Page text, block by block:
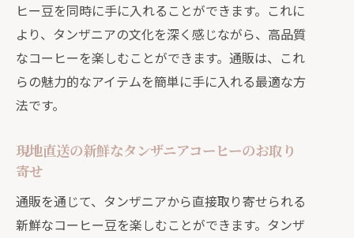
通販サイトで探すタンザニアのおすす
めコーヒー豆
タンザニアのコーヒー豆の特徴と味わ
い深さ
タンザニアコーヒー豆の購入とお得な
タンザニアの魅力を通販で発見：コーヒー
ヒー豆を同時に手に入れることができます。これに
より、タンザニアの文化を深く感じながら、高品質
なコーヒーを楽しむことができます。通販は、これ
らの魅力的なアイテムを簡単に手に入れる最適な方
法です。
現地直送の新鮮なタンザニアコーヒーのお取り
寄せ
通販を通じて、タンザニアから直接取り寄せられる
新鮮なコーヒー豆を楽しむことができます。タンザ